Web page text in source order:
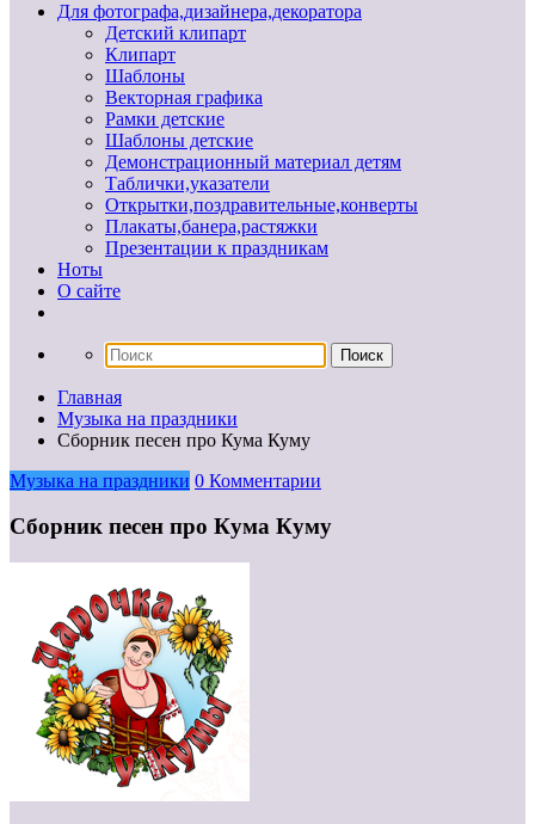
Для фотографа,дизайнера,декоратора
Детский клипарт
Клипарт
Шаблоны
Векторная графика
Рамки детские
Шаблоны детские
Демонстрационный материал детям
Таблички,указатели
Открытки,поздравительные,конверты
Плакаты,банера,растяжки
Презентации к праздникам
Ноты
О сайте
Главная
Музыка на праздники
Сборник песен про Кума Куму
Музыка на праздники 0 Комментарии
Сборник песен про Кума Куму